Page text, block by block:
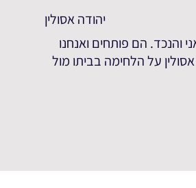
יהודה אסולין
והנכד. הם פותחים ואנחנו
על הלחימה בביתו מול